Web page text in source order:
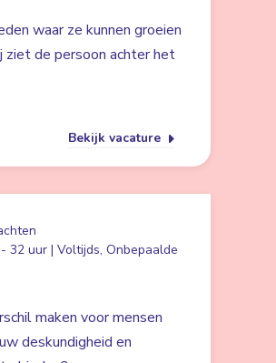
waar ze kunnen groeien
ziet de persoon achter het
Bekijk vacature
32 uur | Voltijds, Onbepaalde
maken voor mensen
deskundigheid en